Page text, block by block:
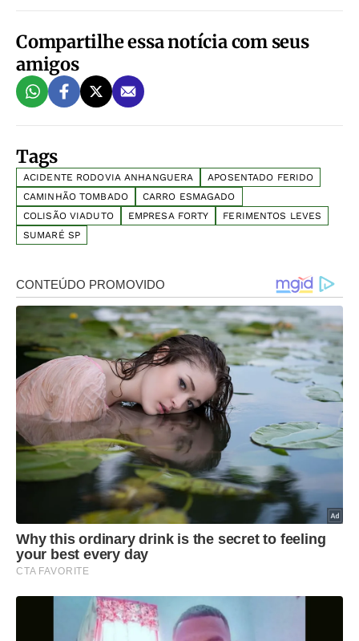
Compartilhe essa notícia com seus
amigos
Tags
ACIDENTE RODOVIA ANHANGUERA
APOSENTADO FERIDO
CAMINHÃO TOMBADO
CARRO ESMAGADO
COLISÃO VIADUTO
EMPRESA FORTY
FERIMENTOS LEVES
SUMARÉ SP